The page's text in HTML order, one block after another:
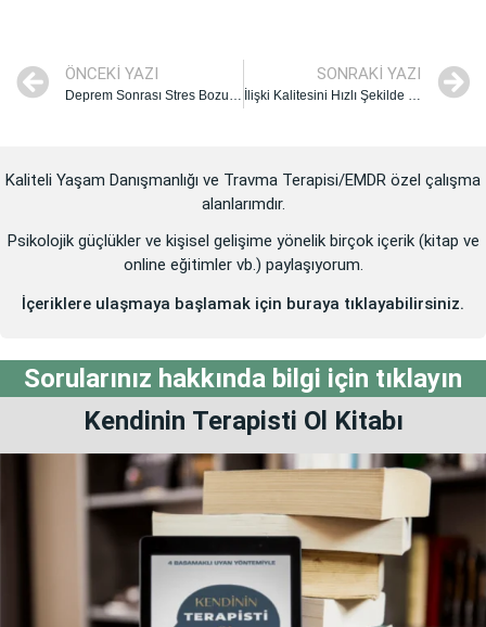
ÖNCEKI YAZI
Deprem Sonrası Stres Bozukluğu ve Çözümü
SONRAKI YAZI
İlişki Kalitesini Hızlı Şekilde Değerlendirmenin 9 Yolu
Kaliteli Yaşam Danışmanlığı ve Travma Terapisi/EMDR özel çalışma
alanlarımdır.
Psikolojik güçlükler ve kişisel gelişime yönelik birçok içerik (kitap ve
online eğitimler vb.) paylaşıyorum.
İçeriklere ulaşmaya başlamak için buraya tıklayabilirsiniz.
Sorularınız hakkında bilgi için tıklayın
Kendinin Terapisti Ol Kitabı